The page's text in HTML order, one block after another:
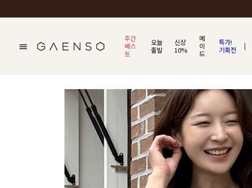
주간
베스
트
오늘
출발
신상
10%
메
이
드
특가!
기획전